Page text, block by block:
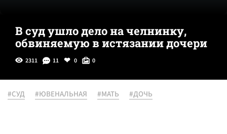
В суд ушло дело на челнинку,
обвиняемую в истязании дочери
2311 11 0 0
#СУД #ЮВЕНАЛЬНАЯ #МАТЬ #ДОЧЬ